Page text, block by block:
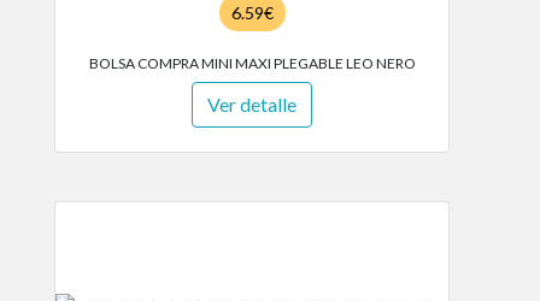
6.59€
BOLSA COMPRA MINI MAXI PLEGABLE LEO NERO
Ver detalle